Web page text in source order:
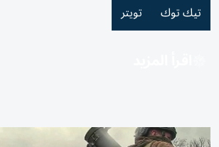
تيك توك تويتر